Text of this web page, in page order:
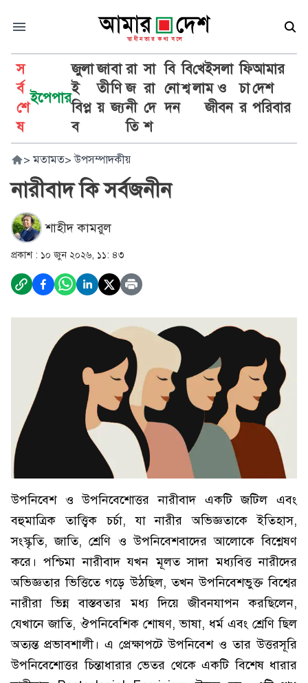
স
র্ব
শে
ষ
ইপেপার
জুলা
ই
বিপ্ল
ব
জা
তী
য়
বা
ণি
জ্য
রা
জ
নী
তি
সা
রা
দে
শ
বি
নো
দন
বি
শ্ব
খে
লা
ইসলা
ম ও
জীবন
ফি
চা
র
আমার
দেশ
পরিবার
> মতামত> উপসম্পাদকীয়
নারীবাদ কি সর্বজনীন
শাহীদ কামরুল
প্রকাশ : ১০ জুন ২০২৬, ১১: ৪৩
উপনিবেশ ও উপনিবেশোত্তর নারীবাদ একটি জটিল এবং
বহুমাত্রিক তাত্ত্বিক চর্চা, যা নারীর অভিজ্ঞতাকে ইতিহাস,
সংস্কৃতি, জাতি, শ্রেণি ও উপনিবেশবাদের আলোকে বিশ্লেষণ
করে। পশ্চিমা নারীবাদ যখন মূলত সাদা মধ্যবিত্ত নারীদের
অভিজ্ঞতার ভিত্তিতে গড়ে উঠছিল, তখন উপনিবেশভুক্ত বিশ্বের
নারীরা ভিন্ন বাস্তবতার মধ্য দিয়ে জীবনযাপন করছিলেন,
যেখানে জাতি, ঔপনিবেশিক শোষণ, ভাষা, ধর্ম এবং শ্রেণি ছিল
অত্যন্ত প্রভাবশালী। এ প্রেক্ষাপটে উপনিবেশ ও তার উত্তরসূরি
উপনিবেশোত্তর চিন্তাধারার ভেতর থেকে একটি বিশেষ ধারার